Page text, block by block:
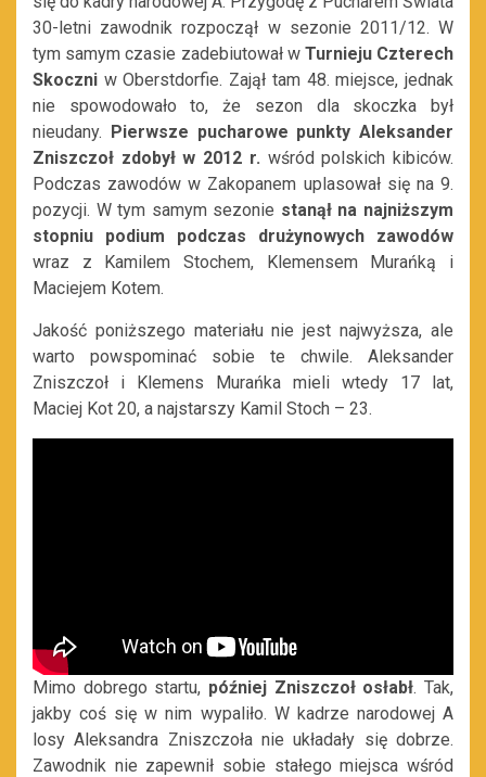
30-letni zawodnik rozpoczął w sezonie 2011/12. W
tym samym czasie zadebiutował w Turnieju Czterech
Skoczni w Oberstdorfie. Zajął tam 48. miejsce, jednak
nie spowodowało to, że sezon dla skoczka był
nieudany. Pierwsze pucharowe punkty Aleksander
Zniszczoł zdobył w 2012 r. wśród polskich kibiców.
Podczas zawodów w Zakopanem uplasował się na 9.
pozycji. W tym samym sezonie stanął na najniższym
stopniu podium podczas drużynowych zawodów
wraz z Kamilem Stochem, Klemensem Murańką i
Maciejem Kotem.
Jakość poniższego materiału nie jest najwyższa, ale
warto powspominać sobie te chwile. Aleksander
Zniszczoł i Klemens Murańka mieli wtedy 17 lat,
Maciej Kot 20, a najstarszy Kamil Stoch – 23.
Mimo dobrego startu, później Zniszczoł osłabł. Tak,
jakby coś się w nim wypaliło. W kadrze narodowej A
losy Aleksandra Zniszczoła nie układały się dobrze.
Zawodnik nie zapewnił sobie stałego miejsca wśród